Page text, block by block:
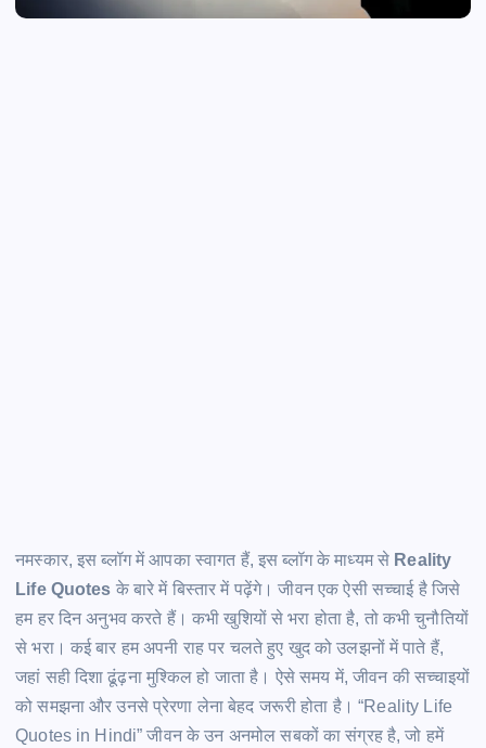
नमस्कार, इस ब्लॉग में आपका स्वागत हैं, इस ब्लॉग के माध्यम से Reality
Life Quotes के बारे में बिस्तार में पढ़ेंगे। जीवन एक ऐसी सच्चाई है जिसे
हम हर दिन अनुभव करते हैं। कभी खुशियों से भरा होता है, तो कभी चुनौतियों
से भरा। कई बार हम अपनी राह पर चलते हुए खुद को उलझनों में पाते हैं,
जहां सही दिशा ढूंढ़ना मुश्किल हो जाता है। ऐसे समय में, जीवन की सच्चाइयों
को समझना और उनसे प्रेरणा लेना बेहद जरूरी होता है। “Reality Life
Quotes in Hindi” जीवन के उन अनमोल सबकों का संग्रह है, जो हमें